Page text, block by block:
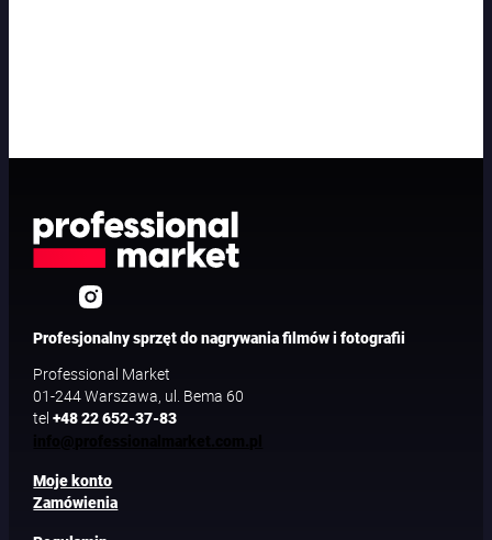
p
e
w
o
w
j
Profesjonalny sprzęt do nagrywania filmów i fotografii
Professional Market
01-244 Warszawa, ul. Bema 60
tel+48 22 652-37-83
Moje konto
Zamówienia